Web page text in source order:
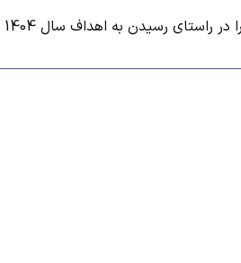
رسیدن به اهداف سال 1404 اعلام کرد.